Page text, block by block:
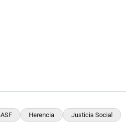
Herencia Justicia Social